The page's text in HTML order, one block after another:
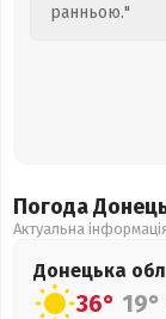
ранньою."
Погода
Актуальна
Донецька
36° 19°